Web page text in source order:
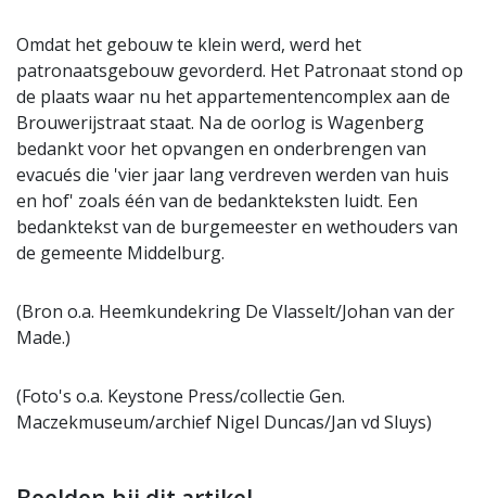
Omdat het gebouw te klein werd, werd het
patronaatsgebouw gevorderd. Het Patronaat stond op
de plaats waar nu het appartementencomplex aan de
Brouwerijstraat staat. Na de oorlog is Wagenberg
bedankt voor het opvangen en onderbrengen van
evacués die 'vier jaar lang verdreven werden van huis
en hof' zoals één van de bedankteksten luidt. Een
bedanktekst van de burgemeester en wethouders van
de gemeente Middelburg.
(Bron o.a. Heemkundekring De Vlasselt/Johan van der
Made.)
(Foto's o.a. Keystone Press/collectie Gen.
Maczekmuseum/archief Nigel Duncas/Jan vd Sluys)